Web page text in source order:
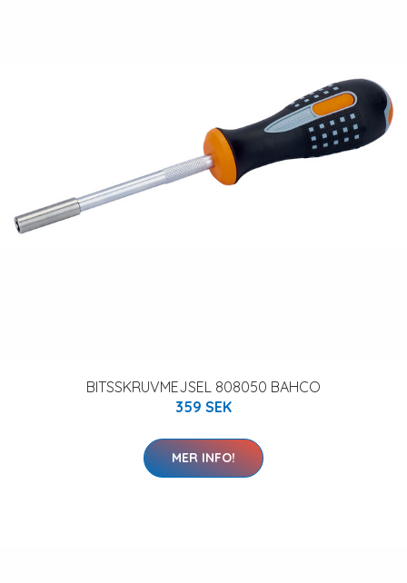
BITSSKRUVMEJSEL 808050 BAHCO
359 SEK
MER INFO!